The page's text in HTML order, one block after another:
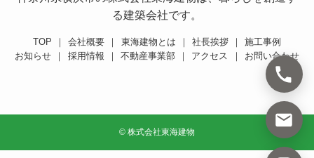
る建築会社です。
TOP ｜ 会社概要 ｜ 東海建物とは ｜ 社長挨拶 ｜
施工事例
お知らせ
｜ 採用情報 ｜ 不動産事業部 ｜ アクセス ｜ お問い合わせ
© 株式会社東海建物